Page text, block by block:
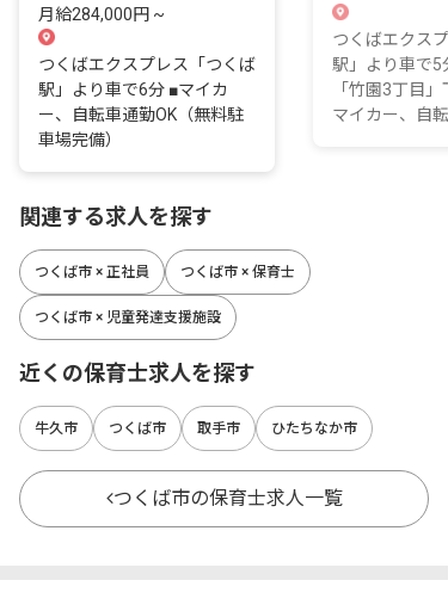
月給284,000円 ~
つくばエクスプレス「つくば
駅」より車で6分 ■マイカ
ー、自転車通勤OK（無料駐
車場完備）
つくばエクス
駅」より車で5
「竹園3丁目
マイカー、自転
関連する求人を探す
つくば市 × 正社員 つくば市 × 保育士
つくば市 × 児童発達支援施設
近くの保育士求人を探す
牛久市 つくば市 取手市 ひたちなか市
つくば市の保育士求人一覧